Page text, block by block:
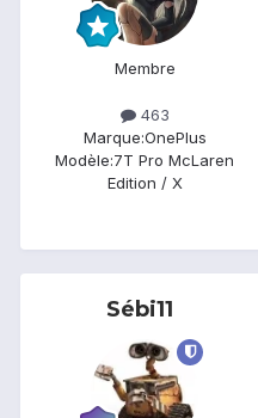
Membre
463
Marque:OnePlus
Modèle:7T Pro McLaren
Edition / X
Sébi11